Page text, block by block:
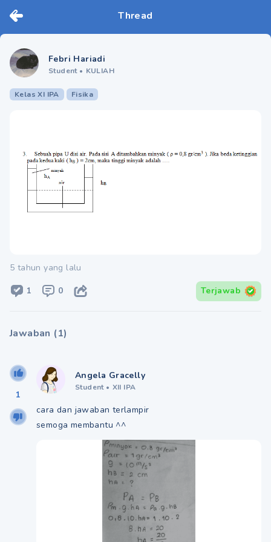
Thread
Febri Hariadi
Student • KULIAH
Kelas XI IPA Fisika
5 tahun yang lalu
1 0 Terjawab
Jawaban (1)
1
Angela Gracelly
Student • XII IPA
cara dan jawaban terlampir
semoga membantu ^^